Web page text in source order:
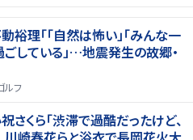
裕理「「自然は怖い」「みんな一
している」…地震発生の故郷・
ルフ
さくら「渋滞で過酷だったけど、